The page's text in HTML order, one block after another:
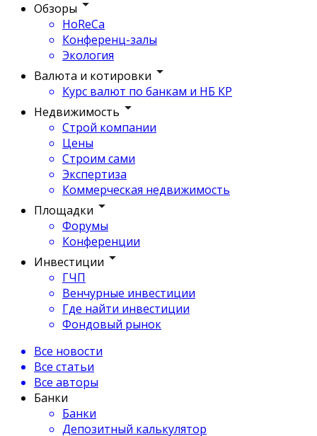
Обзоры
HoReCa
Конференц-залы
Экология
Валюта и котировки
Курс валют по банкам и НБ КР
Недвижимость
Строй компании
Цены
Строим сами
Экспертиза
Коммерческая недвижимость
Площадки
Форумы
Конференции
Инвестиции
ГЧП
Венчурные инвестиции
Где найти инвестиции
Фондовый рынок
Все новости
Все статьи
Все авторы
Банки
Банки
Депозитный калькулятор